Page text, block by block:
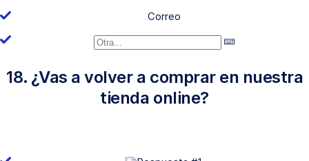
Correo
18. ¿Vas a volver a comprar en nuestra
tienda online?